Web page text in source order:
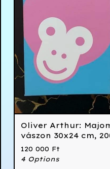
Oliver Arthur:
vászon 30x24 cm,
120 000 Ft
4 Options